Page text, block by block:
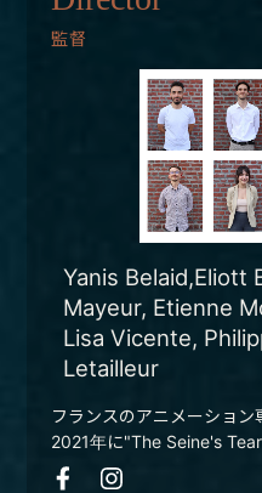
監督
Yanis Belaid,Eliott
Mayeur, Etienne
Lisa Vicente,
Letailleur
フランスのアニメーション
2021年に"The Seine's